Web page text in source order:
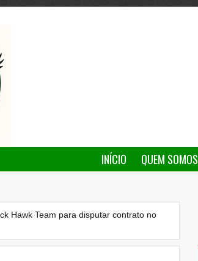
INÍCIO QUEM SOMOS
Hawk Team para disputar contrato no